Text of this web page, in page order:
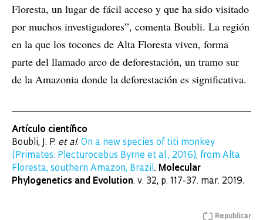
Floresta, un lugar de fácil acceso y que ha sido visitado
por muchos investigadores”, comenta Boubli. La región
en la que los tocones de Alta Floresta viven, forma
parte del llamado arco de deforestación, un tramo sur
de la Amazonia donde la deforestación es significativa.
Artículo científico
Boubli, J. P. et al. On a new species of titi monkey
(Primates: Plecturocebus Byrne et al., 2016), from Alta
Floresta, southern Amazon, Brazil. Molecular
Phylogenetics and Evolution. v. 32, p. 117-37. mar. 2019.
Republicar